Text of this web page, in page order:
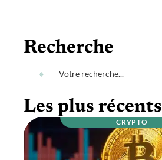
Recherche
Les plus récents
CRYPTO